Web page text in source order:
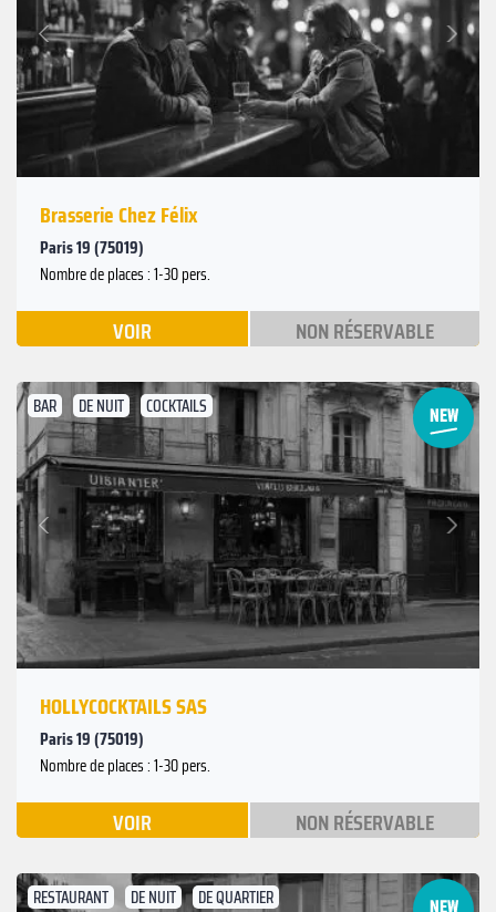
Précédent
Suivant
Brasserie Chez Félix
Paris 19 (75019)
Nombre de places : 1-30 pers.
VOIR NON RÉSERVABLE
BAR DE NUIT COCKTAILS
Précédent
Suivant
HOLLYCOCKTAILS SAS
Paris 19 (75019)
Nombre de places : 1-30 pers.
VOIR NON RÉSERVABLE
RESTAURANT DE NUIT DE QUARTIER